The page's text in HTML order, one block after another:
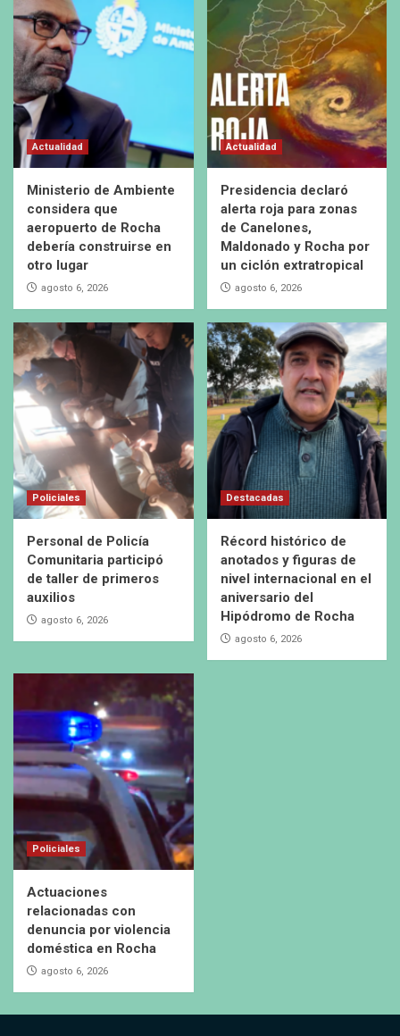
Actualidad
Ministerio de Ambiente
considera que
aeropuerto de Rocha
debería construirse en
otro lugar
agosto 6, 2026
Actualidad
Presidencia declaró
alerta roja para zonas
de Canelones,
Maldonado y Rocha por
un ciclón extratropical
agosto 6, 2026
Policiales
Personal de Policía
Comunitaria participó
de taller de primeros
auxilios
agosto 6, 2026
Destacadas
Récord histórico de
anotados y figuras de
nivel internacional en el
aniversario del
Hipódromo de Rocha
agosto 6, 2026
Policiales
Actuaciones
relacionadas con
denuncia por violencia
doméstica en Rocha
agosto 6, 2026